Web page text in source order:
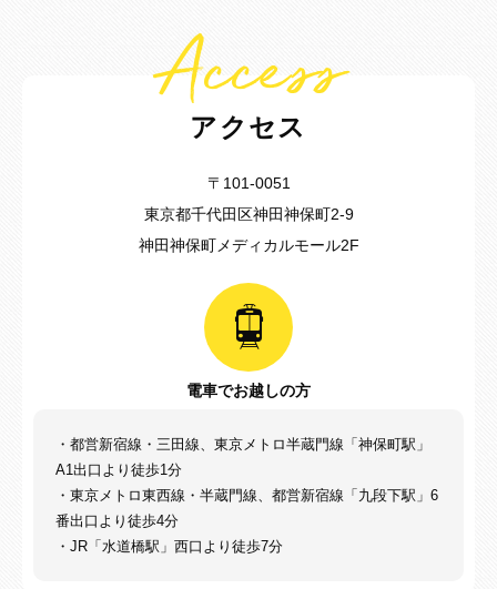
Access
アクセス
〒101-0051
東京都千代田区神田神保町2-9
神田神保町メディカルモール2F
電車でお越しの方
・都営新宿線・三田線、東京メトロ半蔵門線「神保町駅」
A1出口より徒歩1分
・東京メトロ東西線・半蔵門線、都営新宿線「九段下駅」6
番出口より徒歩4分
・JR「水道橋駅」西口より徒歩7分